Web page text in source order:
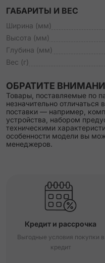
ГАБАРИТЫ И ВЕС
Ширина (мм)
Высота (мм)
Глубина (мм)
Вес (г)
ОБРАТИТЕ
Товары, поставляемые по
незначительно отличаться
поставки — например,
устройства, набором
техническими
особенности модели вы
менеджеров.
Кредит и рассрочка
Выгодные условия покупки в
кредит